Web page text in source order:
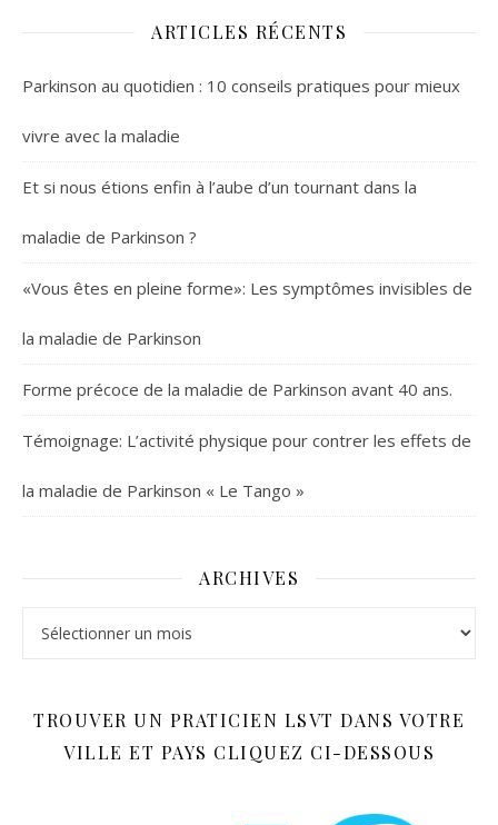
ARTICLES RÉCENTS
Parkinson au quotidien : 10 conseils pratiques pour mieux
vivre avec la maladie
Et si nous étions enfin à l’aube d’un tournant dans la
maladie de Parkinson ?
«Vous êtes en pleine forme»: Les symptômes invisibles de
la maladie de Parkinson
Forme précoce de la maladie de Parkinson avant 40 ans.
Témoignage: L’activité physique pour contrer les effets de
la maladie de Parkinson « Le Tango »
ARCHIVES
TROUVER UN PRATICIEN LSVT DANS VOTRE
VILLE ET PAYS CLIQUEZ CI-DESSOUS